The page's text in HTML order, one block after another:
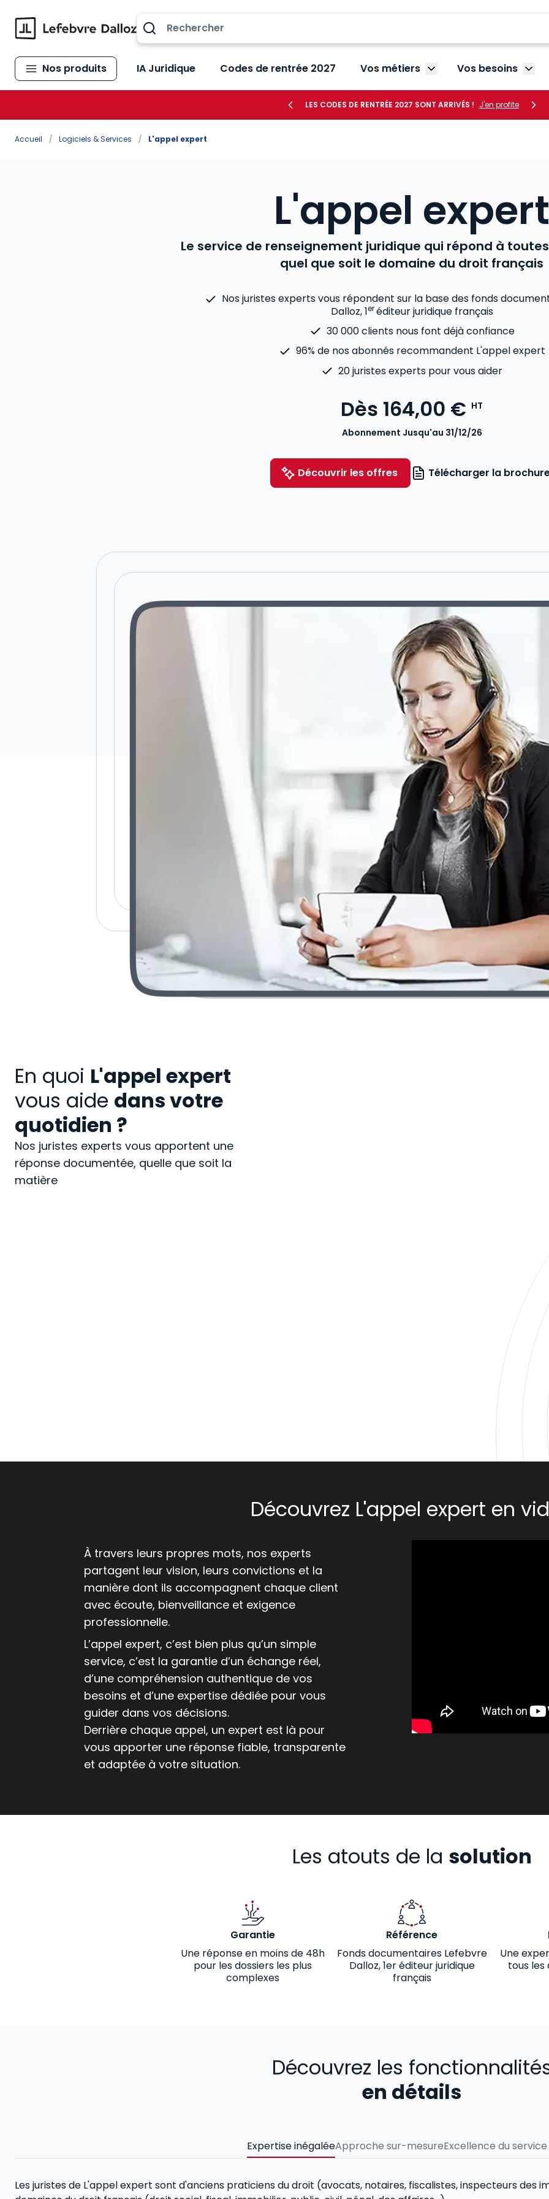
Nos produits IA Juridique Codes de rentrée 2027 Vos métiers Afficher le sous-menu
Vos besoins
LES CODES DE RENTRÉE 2027 SONT ARRIVÉS ! J'en profite
Accueil / Logiciels & Services / L'appel expert
L'appel expert
Le service de renseignement juridique qui répond à
quel que soit le domaine du droit français
Nos juristes experts vous répondent sur la base des fonds
Dalloz, 1eréditeur juridique français
30 000 clients nous font déjà confiance
96% de nos abonnés recommandent L'appel expert
20 juristes experts pour vous aider
Dès 164,00 € HT
Abonnement Jusqu'au 31/12/26
Découvrir les offres Télécharger la
En quoi L'appel expert
vous aide dans votre
quotidien ?
Nos juristes experts vous apportent une
réponse documentée, quelle que soit la
matière
Découvrez L'appel expert en
À travers leurs propres mots, nos experts
partagent leur vision, leurs convictions et la
manière dont ils accompagnent chaque client
avec écoute, bienveillance et exigence
professionnelle.
L’appel expert, c’est bien plus qu’un simple
service, c’est la garantie d’un échange réel,
d’une compréhension authentique de vos
besoins et d’une expertise dédiée pour vous
guider dans vos décisions.
Derrière chaque appel, un expert est là pour
vous apporter une réponse fiable, transparente
et adaptée à votre situation.
Les atouts de la solution
Garantie
Une réponse en moins de 48h
pour les dossiers les plus
complexes
Référence
Fonds documentaires Lefebvre
Dalloz, 1er éditeur juridique
français
Une
tous les
Découvrez les
en détails
Expertise inégaléeApproche sur-mesureExcellence du
Les juristes de L'appel expert sont d'anciens praticiens du droit (avocats, notaires, fiscalistes, inspecteurs des